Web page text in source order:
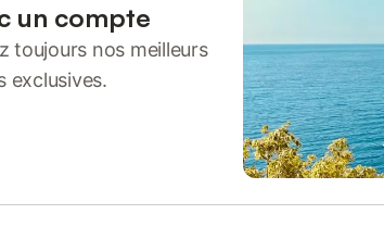
un compte
toujours nos meilleurs
exclusives.